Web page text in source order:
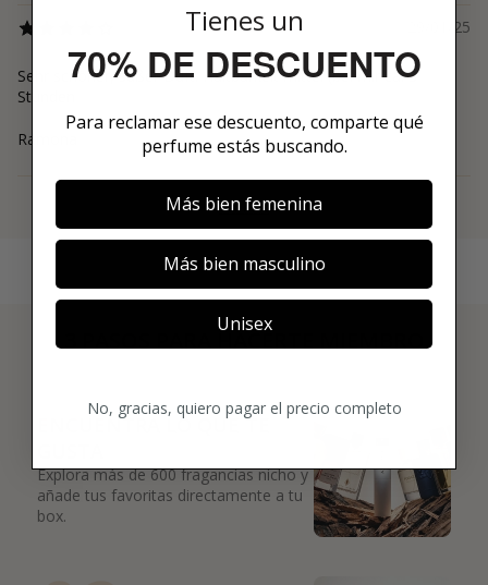
29/01/25
Sehr schöner, süßer Duft. Haltbarkeit mittel (bei mir ca. 3
Stunden
Ramona
Ver más
01
ENCUENTRA LO QUE TE
Explora más de 600 fragancias nicho y
añade tus favoritas directamente a tu
box.
Tienes un
70% DE DESCUENTO
Para reclamar ese descuento, comparte qué
perfume estás buscando.
Más bien femenina
Más bien masculino
Unisex
No, gracias, quiero pagar el precio completo